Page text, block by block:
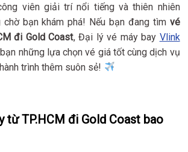
viên giải trí nổi tiếng và thiên nhiên
bạn khám phá! Nếu bạn đang tìm vé
đi Gold Coast, Đại lý vé máy bay Vlink
những lựa chọn vé giá tốt cùng dịch vụ
trình thêm suôn sẻ!
từ TP.HCM đi Gold Coast bao